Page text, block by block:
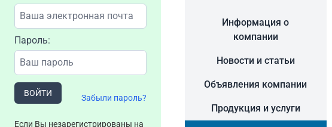
Пароль:
ВОЙТИ Забыли пароль?
Если Вы незарегистрированы на
Информация о
компании
Новости и статьи
Объявления компании
Продукция и услуги